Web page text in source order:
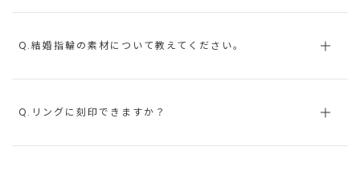
Q.結婚指輪の素材について教えてください。
Q.リングに刻印できますか？